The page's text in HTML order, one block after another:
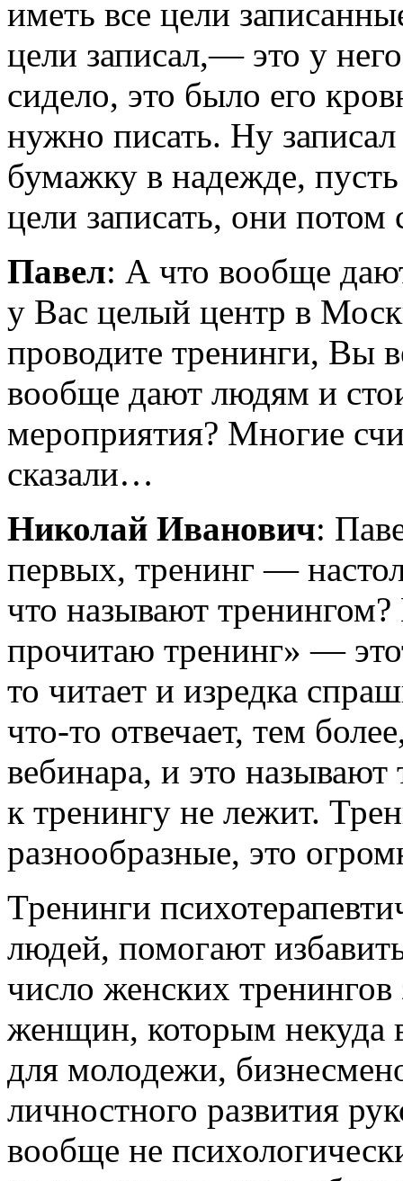
иметь все цели
цели записал,— это у
сидело, это было его
нужно писать. Ну
бумажку в надежде,
цели записать, они потом
Павел: А что вообще
у Вас целый центр в
проводите тренинги, Вы
вообще дают людям и
мероприятия? Многие
сказали…
Николай Иванович:
первых, тренинг —
что называют
прочитаю тренинг» —
то читает и изредка
что-то отвечает, тем
вебинара, и это
к тренингу не лежит.
разнообразные, это
Тренинги
людей, помогают
число женских
женщин, которым некуда
для молодежи,
личностного развития
вообще не